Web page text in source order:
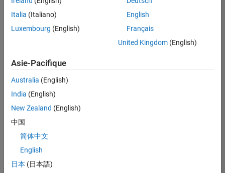
ou
afficher
l’ensemble
d'emploi.
malgré
tout
vous
trouvez
pas
d'offre
corresponde
Italia (Italiano)
Luxembourg (English)
English
Français
United Kingdom(English)
Asie-Pacifique
Australia (English)
India (English)
New Zealand (English)
中国
简体中文
English
日本 (日本語)